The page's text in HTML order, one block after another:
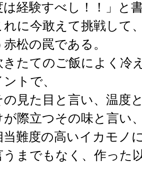
は経験すべし！！」と
れに今敢えて挑戦して
赤松の罠である。
きたてのご飯によく冷
ントで、
の見た目と言い、温度
が際立つその味と言い
当難度の高いイカモノ
うまでもなく、作った